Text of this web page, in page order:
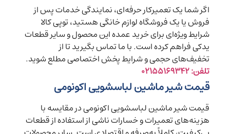
اگر شما یک تعمیرکار حرفه‌ای، نمایندگی خدمات پس از
فروش یا یک فروشگاه لوازم خانگی هستید، توپی کالا
شرایط ویژه‌ای برای خرید عمده این محصول و سایر قطعات
یدکی فراهم کرده است. با ما تماس بگیرید تا از
تخفیف‌های حجمی و شرایط پخش اختصاصی مطلع شوید.
تلفن: ۰۲۱۵۵۱۶۹۳۴۲
قیمت شیر ماشین لباسشویی اکونومی
قیمت شیر ماشین لباسشویی اکونومی در مقایسه با
هزینه‌های تعمیرات و خسارات ناشی از استفاده از قطعات